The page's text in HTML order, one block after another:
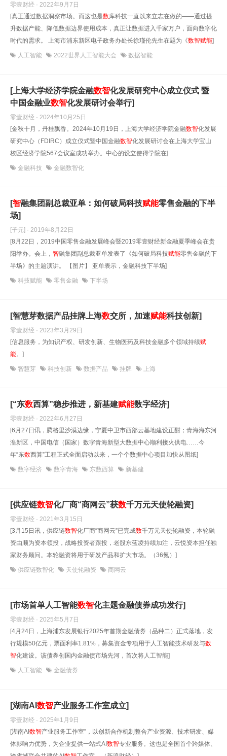
零壹财经 · 2022年9月7日
[真正通过数据洞察市场。而这也是数库科技一直以来立志在做的——通过提
升数据产能、降低数据边界使用成本，真正让数据进入千家万户，面向数字化
时代的需求。 上海市浦东新区电子政务办处长徐瑾伦先生在题为《数智赋能]
人工智能 2022世界人工智能大会 数据智能
[上海大学经济学院金融数智化发展研究中心成立仪式 暨
中国金融业数智化发展研讨会举行]
零壹财经 · 2024年10月25日
[金秋十月，丹桂飘香。2024年10月19日，上海大学经济学院金融数智化发展
研究中心（FDIRC）成立仪式暨中国金融数智化发展研讨会在上海大学宝山
校区经济学院567会议室成功举办。中心的设立使得学院在]
金融科技 金融数智化
[智融集团副总裁亚单：如何破局科技赋能零售金融的下半
场]
[子元] · 2019年8月22日
[8月22日，2019中国零售金融发展峰会暨2019零壹财经新金融夏季峰会在贵
阳举办。会上， 智融集团副总裁亚单发表了《如何破局科技赋能零售金融的下
半场》的主题演讲。 【图片】 亚单表示，金融科技下半场]
科技赋能 零售金融 下半场
[智慧芽数据产品挂牌上海数交所，加速赋能科技创新]
零壹财经 · 2023年3月29日
[信息服务，为知识产权、研发创新、生物医药及科技金融多个领域持续赋
能。]
智慧芽 科技创新 数据产品 挂牌 上海
[“东数西算”稳步推进，新基建赋能数字经济]
零壹财经 · 2022年6月27日
[6月27日讯，腾格里沙漠边缘，宁夏中卫市西部云基地建设正酣；青海海东河
湟新区，中国电信（国家）数字青海新型大数据中心顺利接火供电……今
年“东数西算”工程正式全面启动以来，一个个数据中心项目加快从图纸]
数字经济 数字青海 东数西算 新基建
[供应链数智化厂商“商网云”获数千万元天使轮融资]
零壹财经 · 2021年3月15日
[3月15日讯，供应链数智化厂商“商网云”已完成数千万元天使轮融资，本轮融
资由顺为资本领投，战略投资者跟投，老股东蓝凌持续加注，云悦资本担任独
家财务顾问。本轮融资将用于研发产品和扩大市场。（36氪）]
供应链数智化 天使轮融资 商网云
[市场首单人工智能数智化主题金融债券成功发行]
零壹财经 · 2025年5月7日
[4月24日，上海浦东发展银行2025年首期金融债券（品种二）正式落地，发
行规模50亿元，票面利率1.81%，募集资金专项用于人工智能技术研发与数
智化建设。该债券创国内金融债市场先河，首次将人工智能]
人工智能 金融债券
[湖南AI 数智产业服务工作室成立]
零壹财经 · 2025年1月9日
[湖南AI数智产业服务工作室”，以创新合作机制整合产业资源、技术研发、媒
体影响力优势，为企业提供一站式AI数智专业服务。这也是全国首个跨媒体、